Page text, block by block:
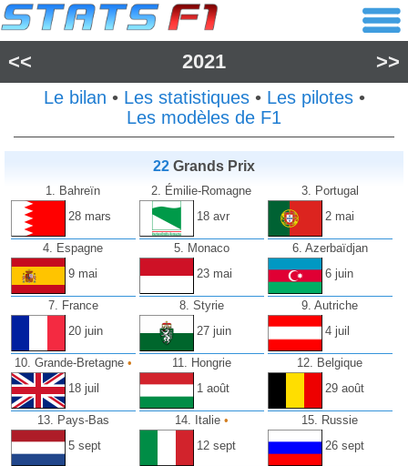
<< 2021 >>
Le bilan • Les statistiques• Les pilotes•
Les modèles de F1
22 Grands Prix
1. Bahreïn
28 mars
2. Émilie-Romagne
18 avr
3. Portugal
2 mai
4. Espagne
9 mai
5. Monaco
23 mai
6. Azerbaïdjan
6 juin
7. France
20 juin
8. Styrie
27 juin
9. Autriche
4 juil
10. Grande-Bretagne •
18 juil
11. Hongrie
1 août
12. Belgique
29 août
13. Pays-Bas
5 sept
14. Italie •
12 sept
15. Russie
26 sept